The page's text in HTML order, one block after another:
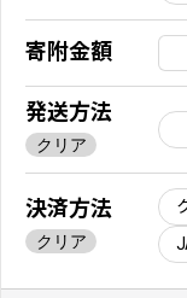
寄附金額
発送方法
クリア
決済方法
クリア